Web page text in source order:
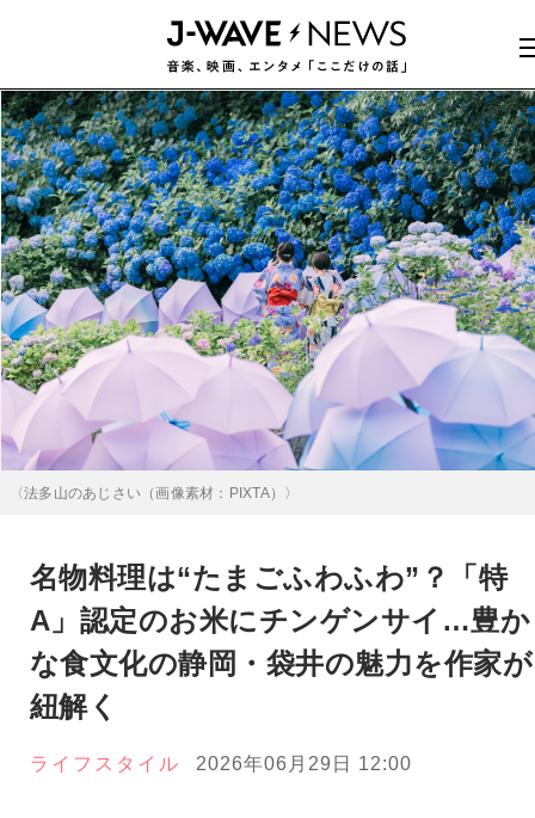
〈法多山のあじさい（画像素材：PIXTA）〉
名物料理は“たまごふわふわ”？「特
A」認定のお米にチンゲンサイ…豊か
な食文化の静岡・袋井の魅力を作家が
紐解く
ライフスタイル 2026年06月29日 12:00